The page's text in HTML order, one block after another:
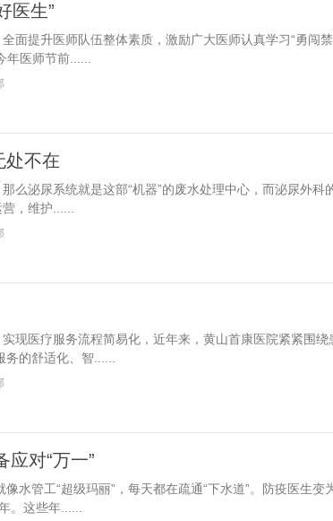
医生”
面提升医师队伍整体素质，激励广大医师认真学习“勇闯
年医师节前......
处不在
么泌尿系统就是这部“机器”的废水处理中心，而泌尿外科
，维护......
现医疗服务流程简易化，近年来，黄山首康医院紧紧围绕
的舒适化、智......
应对“万一”
水管工“超级玛丽”，每天都在疏通“下水道”。防疫医生变
。这些年......